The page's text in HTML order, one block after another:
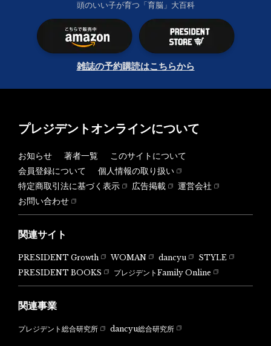
頭のいい子が育つ「育脳」大百科
雑誌の予約購読はこちらから
プレジデントオンラインについて
お知らせ 著者一覧
このサイトについて
会員登録について
個人情報の取り扱い
特定商取引法に基づく表示
広告掲載
運営会社
お問い合わせ
関連サイト
PRESIDENT Growth WOMAN dancyu
STYLE
PRESIDENT BOOKS
プレジデントFamily Online
関連事業
プレジデント総合研究所 dancyu総合研究所